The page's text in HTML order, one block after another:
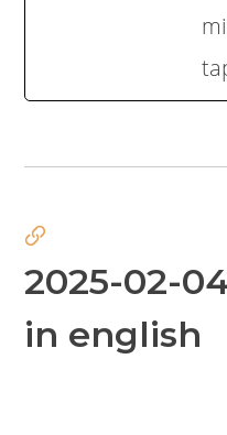
2025-02-04
in english